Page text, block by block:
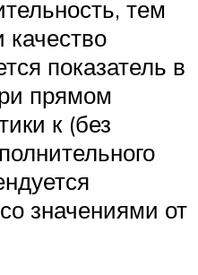
тем
качество
показатель в
прямом
к (без
значениями от